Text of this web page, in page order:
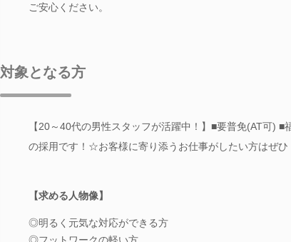
ご安心ください。
対象となる方
【20～40代の男性スタッフが活躍中！】■要普免(AT可)
の採用です！☆お客様に寄り添うお仕事がしたい方はぜひ
【求める人物像】
◎明るく元気な対応ができる方
◎フットワークの軽い方